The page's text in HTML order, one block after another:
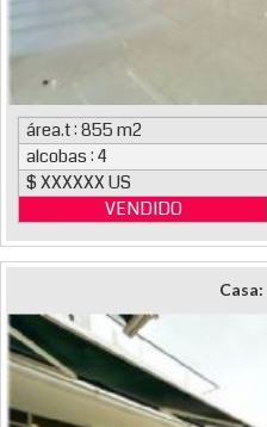
área.t : 855 m2
alcobas : 4
$ XXXXXX US
VENDIDO
Casa: